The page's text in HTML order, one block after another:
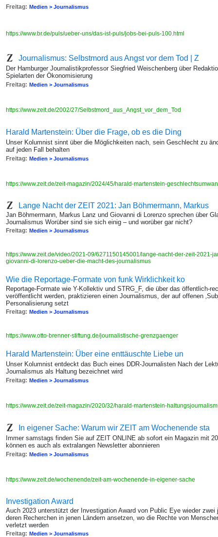
Freitag: Medien > Journalismus
https://www.br.de/puls/ueber-uns/das-ist-puls/jobs-bei-puls-100.html
Journalismus: Selbstmord aus Angst vor dem Tod | Z
Der Hamburger Journalistikprofessor Siegfried Weischenberg über
Spielarten der Ökonomisierung
Freitag: Medien > Journalismus
https://www.zeit.de/2002/27/Selbstmord_aus_Angst_vor_dem_Tod
Harald Martenstein: Über die Frage, ob es die Ding
Unser Kolumnist sinnt über die Möglichkeiten nach, sein Geschlecht zu
auf jeden Fall behalten
Freitag: Medien > Journalismus
https://www.zeit.de/zeit-magazin/2024/45/harald-martenstein-
Lange Nacht der ZEIT 2021: Jan Böhmermann, Markus
Jan Böhmermann, Markus Lanz und Giovanni di Lorenzo sprechen über
Journalismus Worüber sind sie sich einig – und worüber gar nicht?
Freitag: Medien > Journalismus
https://www.zeit.de/video/2021-09/6271150145001/lange-nacht-der-zeit-2021-
giovanni-di-lorenzo-ueber-die-macht-des-journalismus
Wie die Reportage-Formate von funk Wirklichkeit ko
Reportage-Formate wie Y-Kollektiv und STRG_F, die über das öffentlich-
veröffentlicht werden, praktizieren einen Journalismus, der auf offenen
Personalisierung setzt
Freitag: Medien > Journalismus
https://www.otto-brenner-stiftung.de/journalistische-grenzgaenger
Harald Martenstein: Über eine enttäuschte Liebe un
Unser Kolumnist entdeckt das Buch eines DDR-Journalisten Nach der
Journalismus als Haltung bezeichnet wird
Freitag: Medien > Journalismus
https://www.zeit.de/zeit-magazin/2020/32/harald-martenstein-
In eigener Sache: Warum wir ZEIT am Wochenende sta
Immer samstags finden Sie auf ZEIT ONLINE ab sofort ein Magazin mit
können es auch als extralangen Newsletter abonnieren
Freitag: Medien > Journalismus
https://www.zeit.de/wochenende/zeit-am-wochenende-in-eigener-sache
Investigation Award
Auch 2023 unterstützt der Investigation Award von Public Eye wieder
deren Recherchen in jenen Ländern ansetzen, wo die Rechte von
verletzt werden
Freitag: Medien > Journalismus